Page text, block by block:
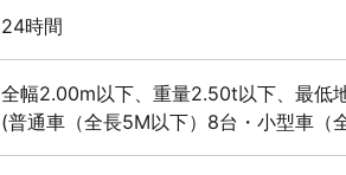
24時間
全幅2.00m以下、重量2.50t以下、最低
(普通車（全長5M以下）8台・小型車（